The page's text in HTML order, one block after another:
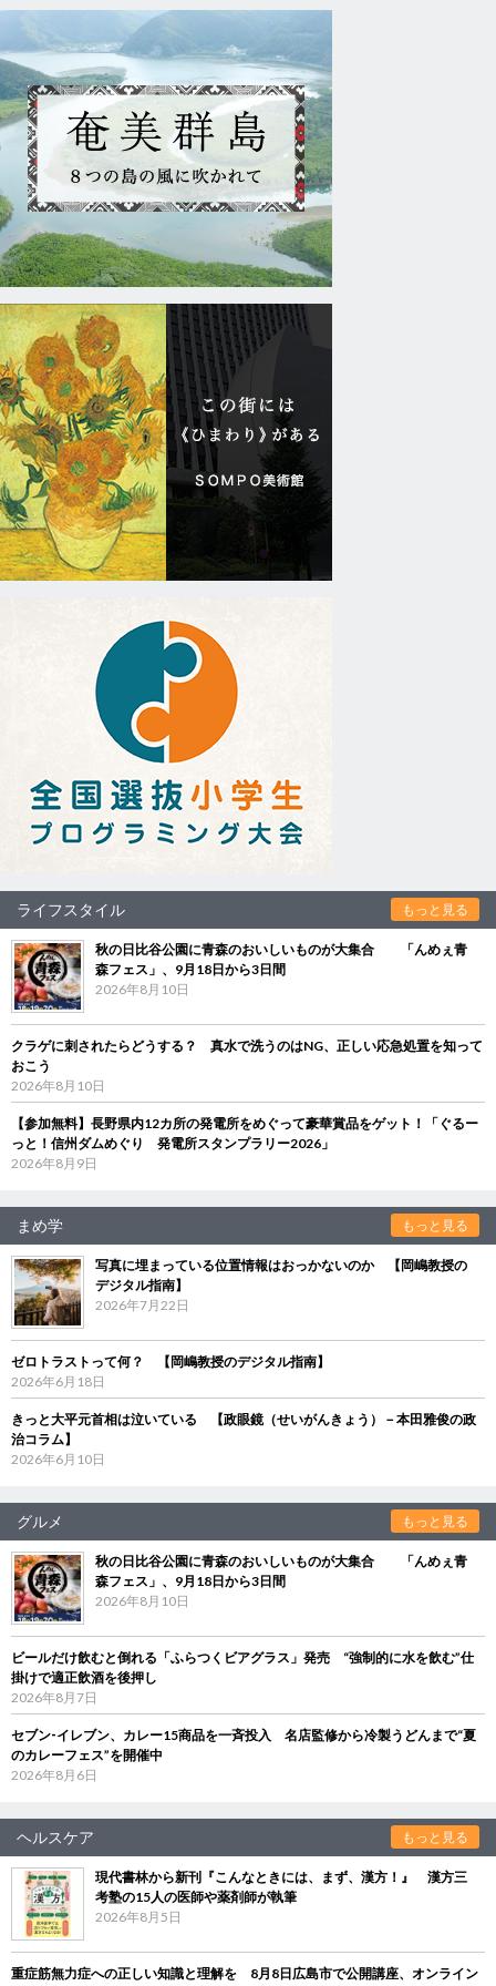
ライフスタイル もっと見る
秋の日比谷公園に青森のおいしいものが大集合 「んめぇ青
森フェス」、9月18日から3日間
2026年8月10日
クラゲに刺されたらどうする？ 真水で洗うのはNG、正しい応急処置を知って
おこう
2026年8月10日
【参加無料】長野県内12カ所の発電所をめぐって豪華賞品をゲット！「ぐるー
っと！信州ダムめぐり 発電所スタンプラリー2026」
2026年8月9日
まめ学 もっと見る
写真に埋まっている位置情報はおっかないのか 【岡嶋教授の
デジタル指南】
2026年7月22日
ゼロトラストって何？ 【岡嶋教授のデジタル指南】
2026年6月18日
きっと大平元首相は泣いている 【政眼鏡（せいがんきょう）－本田雅俊の政
治コラム】
2026年6月10日
グルメ もっと見る
秋の日比谷公園に青森のおいしいものが大集合 「んめぇ青
森フェス」、9月18日から3日間
2026年8月10日
ビールだけ飲むと倒れる「ふらつくビアグラス」発売 “強制的に水を飲む”仕
掛けで適正飲酒を後押し
2026年8月7日
セブン‐イレブン、カレー15商品を一斉投入 名店監修から冷製うどんまで“夏
のカレーフェス”を開催中
2026年8月6日
ヘルスケア もっと見る
現代書林から新刊『こんなときには、まず、漢方！』 漢方三
考塾の15人の医師や薬剤師が執筆
2026年8月5日
重症筋無力症への正しい知識と理解を 8月8日広島市で公開講座、オンライン